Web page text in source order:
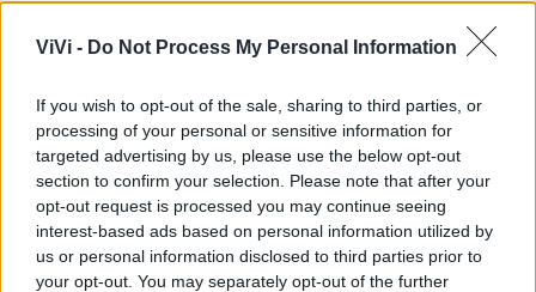
ViVi - Do Not Process My Personal Information
If you wish to opt-out of the sale, sharing to third parties, or
processing of your personal or sensitive information for
targeted advertising by us, please use the below opt-out
section to confirm your selection. Please note that after your
opt-out request is processed you may continue seeing
interest-based ads based on personal information utilized by
us or personal information disclosed to third parties prior to
your opt-out. You may separately opt-out of the further
Mondo CIA